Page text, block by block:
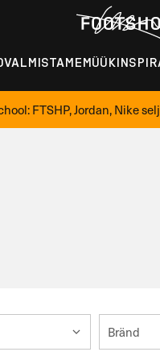
VALMISTAMEMÜÜK
FTSHP, Jordan, Nike
Bränd